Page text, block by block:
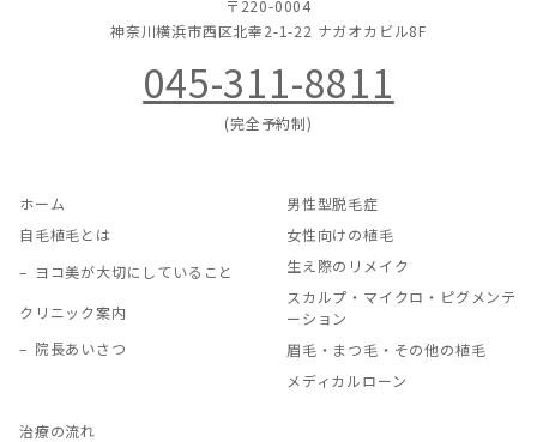
〒220-0004
神奈川横浜市西区北幸2-1-22 ナガオカビル8F
045-311-8811
(完全予約制)
ホーム
自毛植毛とは
ヨコ美が大切にしていること
クリニック案内
院長あいさつ
男性型脱毛症
女性向けの植毛
生え際のリメイク
スカルプ・マイクロ・ピグメンテ
ーション
眉毛・まつ毛・その他の植毛
メディカルローン
治療の流れ